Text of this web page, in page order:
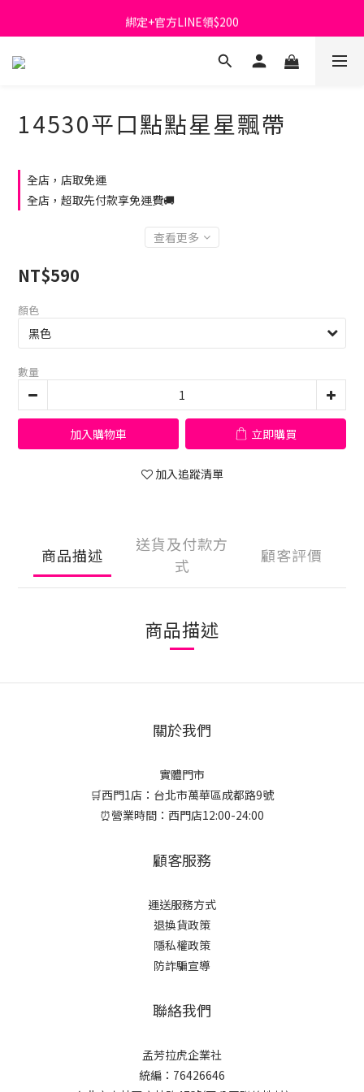
首購免運費🚚
綁定+官方LINE領$200
出清特價_買一送一
14530平口點點星星飄帶
全店，店取免運
全店，超取先付款享免運費🚚
查看更多
NT$590
顏色
數量
加入購物車 立即購買
加入追蹤清單
商品描述
送貨及付款方
式
顧客評價
商品描述
關於我們
實體門市
🛒西門1店：台北市萬華區成都路9號
⏰營業時間：西門店12:00-24:00
顧客服務
運送服務方式
退換貨政策
隱私權政策
防詐騙宣導
聯絡我們
孟芳拉虎企業社
統編：76426646